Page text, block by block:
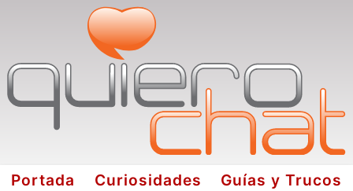
Portada Curiosidades
Guías y Trucos